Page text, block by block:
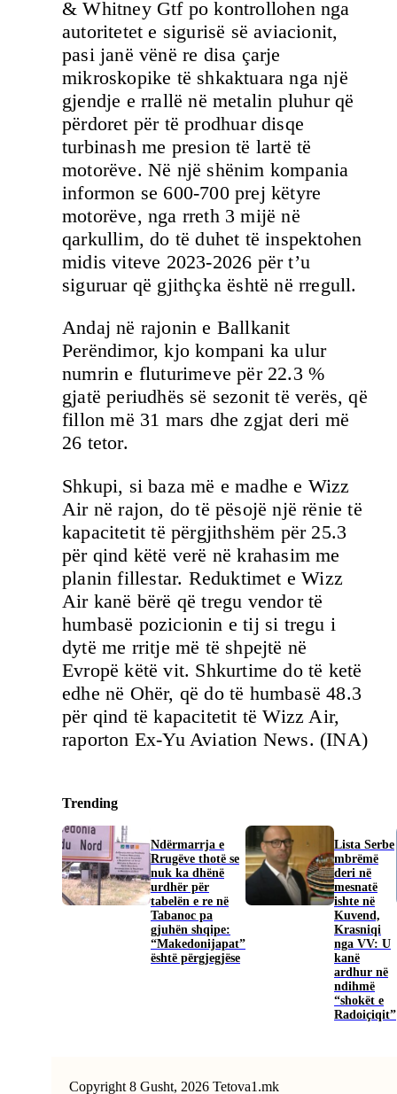
& Whitney Gtf po kontrollohen nga
autoritetet e sigurisë së aviacionit,
pasi janë vënë re disa çarje
mikroskopike të shkaktuara nga një
gjendje e rrallë në metalin pluhur që
përdoret për të prodhuar disqe
turbinash me presion të lartë të
motorëve. Në një shënim kompania
informon se 600-700 prej këtyre
motorëve, nga rreth 3 mijë në
qarkullim, do të duhet të inspektohen
midis viteve 2023-2026 për t’u
siguruar që gjithçka është në rregull.
Andaj në rajonin e Ballkanit
Perëndimor, kjo kompani ka ulur
numrin e fluturimeve për 22.3 %
gjatë periudhës së sezonit të verës, që
fillon më 31 mars dhe zgjat deri më
26 tetor.
Shkupi, si baza më e madhe e Wizz
Air në rajon, do të pësojë një rënie të
kapacitetit të përgjithshëm për 25.3
për qind këtë verë në krahasim me
planin fillestar. Reduktimet e Wizz
Air kanë bërë që tregu vendor të
humbasë pozicionin e tij si tregu i
dytë me rritje më të shpejtë në
Evropë këtë vit. Shkurtime do të ketë
edhe në Ohër, që do të humbasë 48.3
për qind të kapacitetit të Wizz Air,
raporton Ex-Yu Aviation News. (INA)
Trending
Ndërmarrja e
Rrugëve thotë se
nuk ka dhënë
urdhër për
tabelën e re në
Tabanoc pa
gjuhën shqipe:
“Makedonijapat”
është përgjegjëse
​Lista Serbe
mbrëmë
deri në
mesnatë
ishte në
Kuvend,
Krasniqi
nga VV: U
kanë
ardhur në
ndihmë
“shokët e
Radoiçiqit”
Copyright 8 Gusht, 2026 Tetova1.mk